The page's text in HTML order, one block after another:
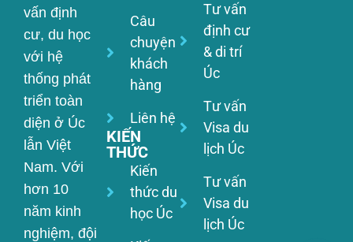
vấn định
cư, du học
với hệ
thống phát
triển toàn
diện ở Úc
lẫn Việt
Nam. Với
hơn 10
năm kinh
nghiệm, đội
Câu
chuyện
khách
hàng
Liên hệ
KIẾN
THỨC
Kiến
thức du
học Úc
Tư vấn
định cư
& di trí
Úc
Tư vấn
Visa du
lịch Úc
Tư vấn
Visa du
lịch Úc